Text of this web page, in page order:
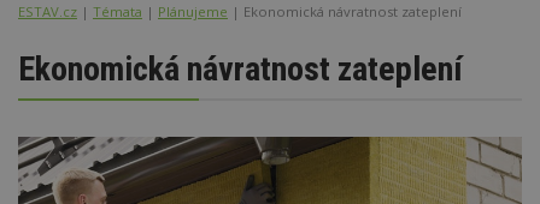
ESTAV.cz Témata Plánujeme Ekonomická návratnost zateplení
Ekonomická návratnost zateplení